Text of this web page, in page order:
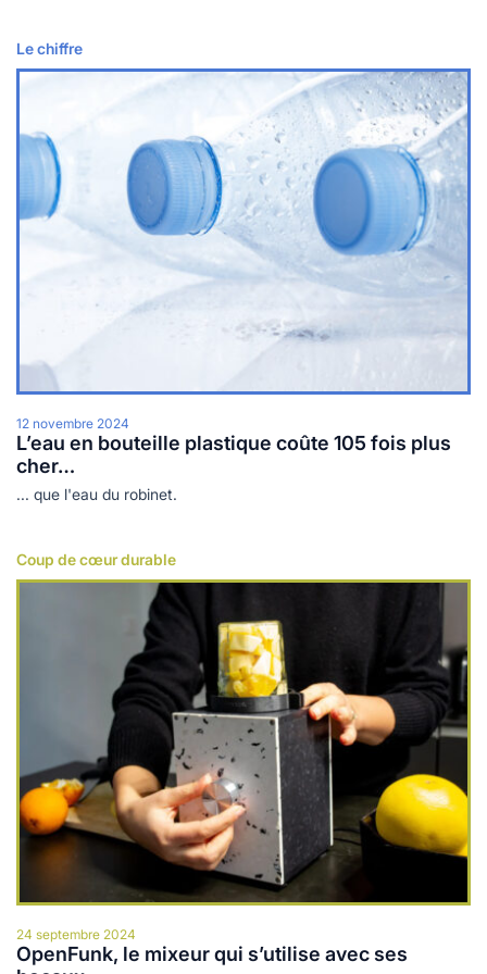
Le chiffre
12 novembre 2024
L’eau en bouteille plastique coûte 105 fois plus
cher…
... que l'eau du robinet.
Lire plus
Coup de cœur durable
24 septembre 2024
OpenFunk, le mixeur qui s’utilise avec ses
Lire plus